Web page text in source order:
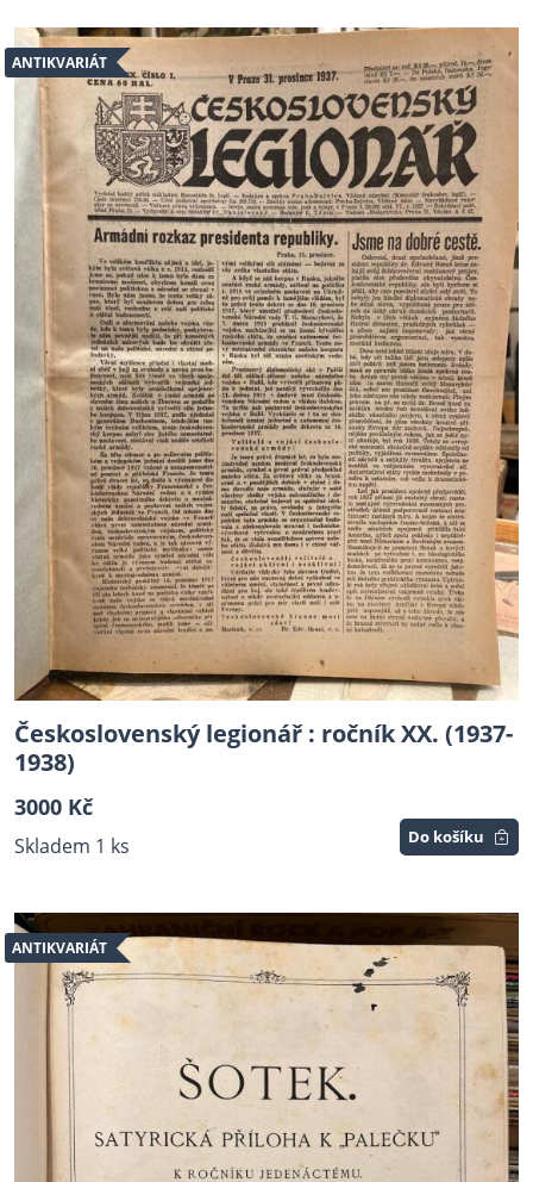
ANTIKVARIÁT
Československý legionář : ročník XX. (1937-
1938)
3000 Kč
Skladem 1 ks Do košíku
ANTIKVARIÁT